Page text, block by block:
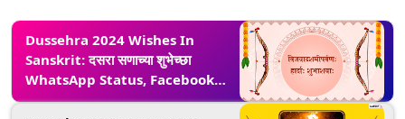
Dussehra 2024 Wishes In
Sanskrit: दसरा सणाच्या शुभेच्छा
WhatsApp Status, Facebook
Messages द्वारा शेअर करत साजरी करा